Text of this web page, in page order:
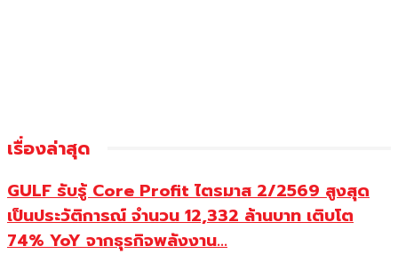
เรื่องล่าสุด
GULF รับรู้ Core Profit ไตรมาส 2/2569 สูงสุด
เป็นประวัติการณ์ จำนวน 12,332 ล้านบาท เติบโต
74% YoY จากธุรกิจพลังงาน...